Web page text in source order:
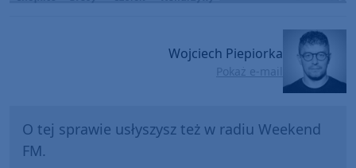
Wojciech Piepiorka
Pokaż e-mail
O tej sprawie usłyszysz też w radiu Weekend
FM.